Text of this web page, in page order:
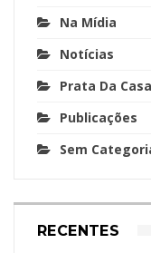
Na Mídia
Notícias
Prata Da Casa
Publicações
Sem
RECENTES